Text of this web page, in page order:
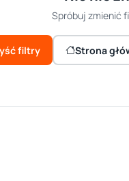
Spróbuj zmienić
filtry Strona